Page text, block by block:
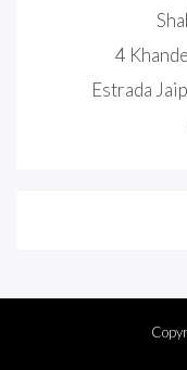
4
Estrada